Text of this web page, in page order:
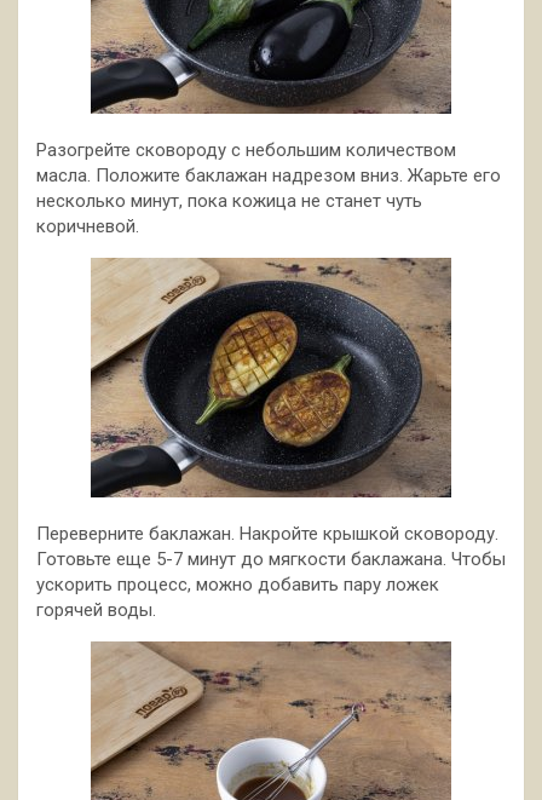
Разогрейте сковороду с небольшим количеством
масла. Положите баклажан надрезом вниз. Жарьте его
несколько минут, пока кожица не станет чуть
коричневой.
Переверните баклажан. Накройте крышкой сковороду.
Готовьте еще 5-7 минут до мягкости баклажана. Чтобы
ускорить процесс, можно добавить пару ложек
горячей воды.